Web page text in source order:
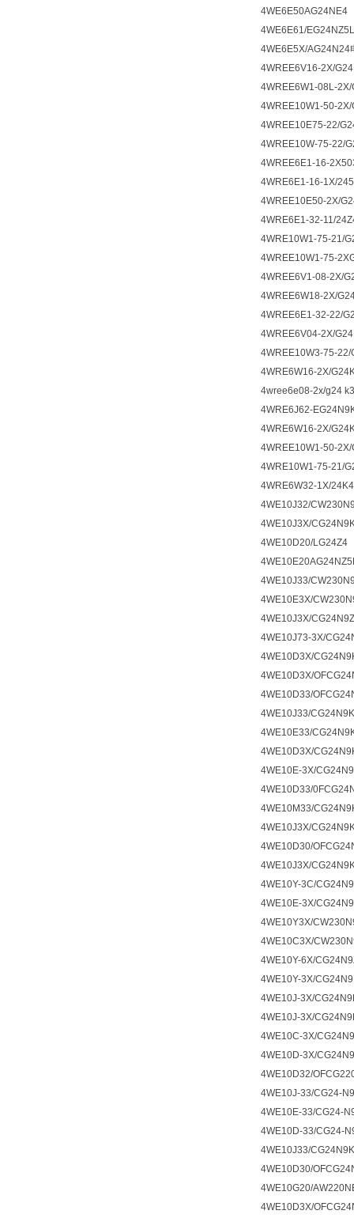
4WE6E50AG24NE4
4WE6E61/EG24NZ5L
4WE6E5X/AG24N24
4WREE6V16-2X/G24
4WREE6W1-08L-
4WREE10W1-50-
4WREE10E75-22/
4WREE10W-75-22/
4WREE6E1-16-
4WRE6E1-16-1X/
4WREE10E50-2X/
4WRE6E1-32-11/
4WRE10W1-75-21/
4WREE10W1-75-
4WREE6V1-08-2X/
4WREE6W18-2X/
4WREE6E1-32-22/
4WREE6V04-2X/
4WREE10W3-75-22/
4WRE6W16-2X/
4wree6e08-2x/g24
4WRE6J62-
4WRE6W16-2X/
4WREE10W1-50-
4WRE10W1-75-21/
4WRE6W32-1X/
4WE10J32/
4WE10J3X/
4WE10D20/LG24Z4
4WE10J33/
4WE10E3X/
4WE10J3X/
4WE10J73-3X/
4WE10D3X/
4WE10D3X/
4WE10D33/
4WE10J33/
4WE10E33/
4WE10D3X/
4WE10E-3X/
4WE10D33/
4WE10M33/
4WE10J3X/
4WE10D30/
4WE10J3X/
4WE10Y-3C/
4WE10E-3X/
4WE10Y3X/
4WE10C3X/
4WE10Y-6X/
4WE10Y-3X/
4WE10J-3X/
4WE10J-3X/
4WE10C-3X/
4WE10D-3X/
4WE10D32/
4WE10J-33/CG24-
4WE10E-33/CG24-
4WE10D-33/CG24-
4WE10J33/
4WE10D30/
4WE10G20/
4WE10D3X/